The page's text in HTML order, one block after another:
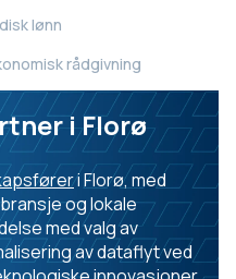
i Florø
i Florø, med
og lokale
med valg av
av dataflyt ved
lønn
rådgivning